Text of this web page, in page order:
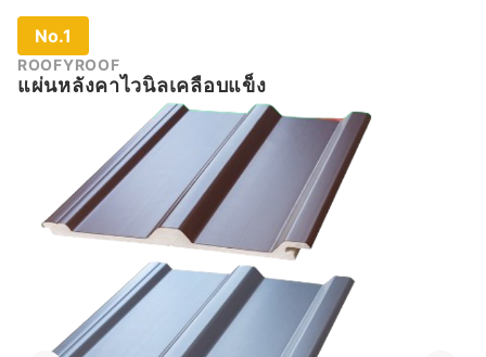
No.1
ROOFYROOF
แผ่นหลังคาไวนิลเคลือบแข็ง